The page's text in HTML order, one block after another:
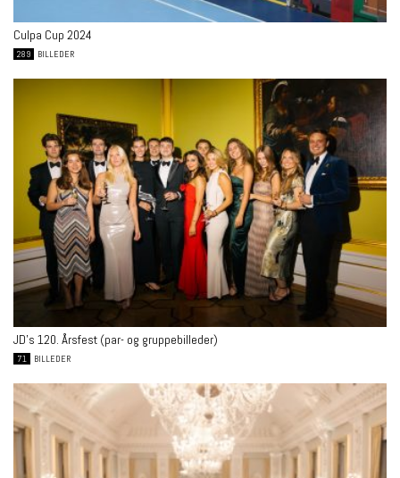
Culpa Cup 2024
289 BILLEDER
JD’s 120. Årsfest (par- og gruppebilleder)
71 BILLEDER